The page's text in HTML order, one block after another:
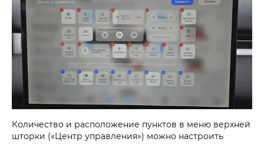
Количество и расположение пунктов в меню верхней
шторки («Центр управления») можно настроить